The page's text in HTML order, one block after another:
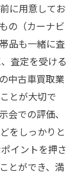
に用意してお
の（カーナビ
品も一緒に査
査定を受ける
中古車買取業
とが大切で
会での評価、
をしっかりと
イントを押さ
とができ、満